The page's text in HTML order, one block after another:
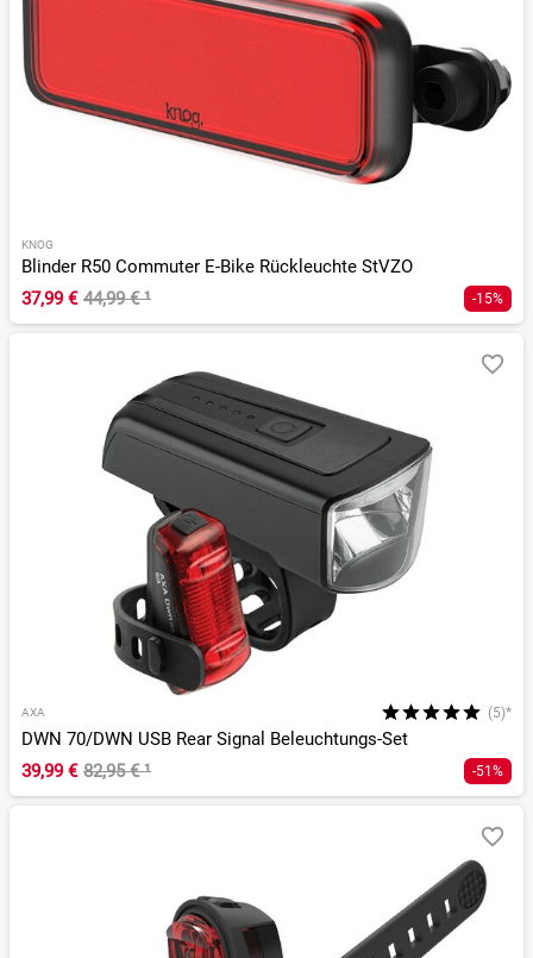
KNOG
Blinder R50 Commuter E-Bike Rückleuchte StVZO
37,99 € 44,99 €¹ -15%
AXA (5)*
DWN 70/DWN USB Rear Signal Beleuchtungs-Set
39,99 € 82,95 €¹ -51%